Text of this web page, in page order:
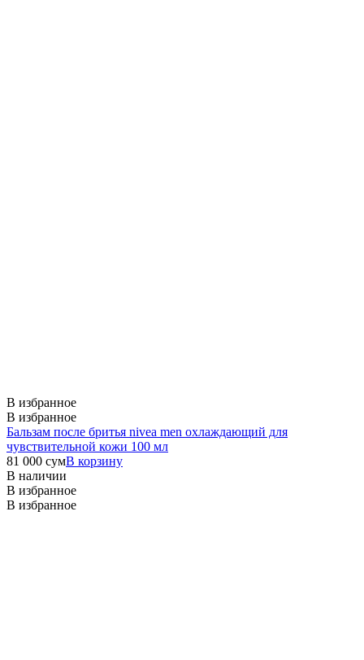
В избранное
В избранное
Бальзам после бритья nivea men охлаждающий для
чувствительной кожи 100 мл
81 000 сумВ корзину
В наличии
В избранное
В избранное